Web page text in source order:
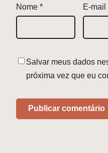
Nome * E-mail
Salvar meus dados
próxima vez que eu